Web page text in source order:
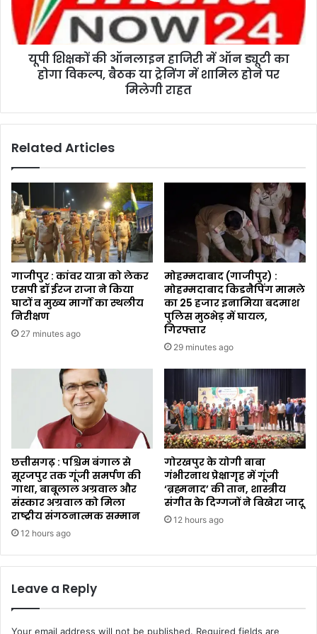
यूपी शिक्षकों की ऑनलाइन हाजिरी में ऑन ड्यूटी का
होगा विकल्प, बैठक या ट्रेनिंग में शामिल होने पर
मिलेगी राहत
Related Articles
गाजीपुर : कांवर यात्रा को लेकर
एसपी डॉ ईरज राजा ने किया
घाटों व मुख्य मार्गों का स्थलीय
निरीक्षण
27 minutes ago
मोहम्मदाबाद (गाजीपुर) :
मोहम्मदाबाद किडनैपिंग मामले
का ₹25 हजार इनामिया बदमाश
पुलिस मुठभेड़ में घायल,
गिरफ्तार
29 minutes ago
छत्तीसगढ़ : पश्चिम बंगाल से
सूरजपुर तक गूंजी समर्पण की
गाथा, बाबूलाल अग्रवाल और
संस्कार अग्रवाल को मिला
राष्ट्रीय संगठनात्मक सम्मान
12 hours ago
गोरखपुर के योगी बाबा
गंभीरनाथ प्रेक्षागृह में गूंजी
‘ब्रह्मनाद’ की तान, शास्त्रीय
संगीत के दिग्गजों ने बिखेरा जादू
12 hours ago
Leave a Reply
Your email address will not be published. Required fields are